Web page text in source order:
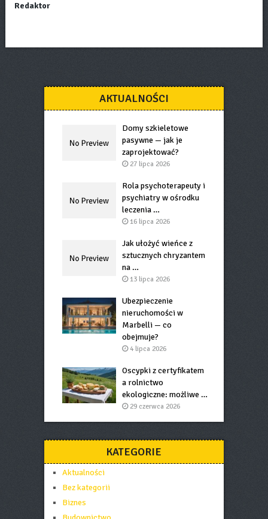
Redaktor
AKTUALNOŚCI
Domy szkieletowe
pasywne — jak je
zaprojektować?
27 lipca 2026
Rola psychoterapeuty i
psychiatry w ośrodku
leczenia …
16 lipca 2026
Jak ułożyć wieńce z
sztucznych chryzantem
na …
13 lipca 2026
Ubezpieczenie
nieruchomości w
Marbelli — co
obejmuje?
4 lipca 2026
Oscypki z certyfikatem
a rolnictwo
ekologiczne: możliwe …
29 czerwca 2026
KATEGORIE
Aktualności
Bez kategorii
Biznes